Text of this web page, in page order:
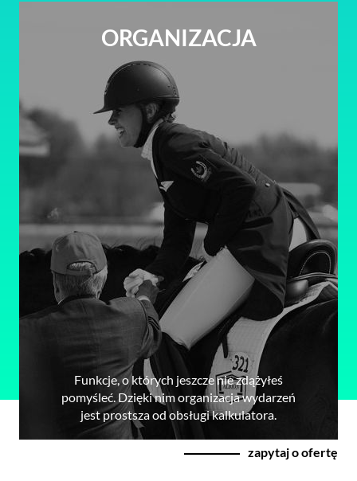
ORGANIZACJA
Funkcje, o których jeszcze nie zdążyłeś
pomyśleć. Dzięki nim organizacja wydarzeń
jest prostsza od obsługi kalkulatora.
zapytaj o ofertę